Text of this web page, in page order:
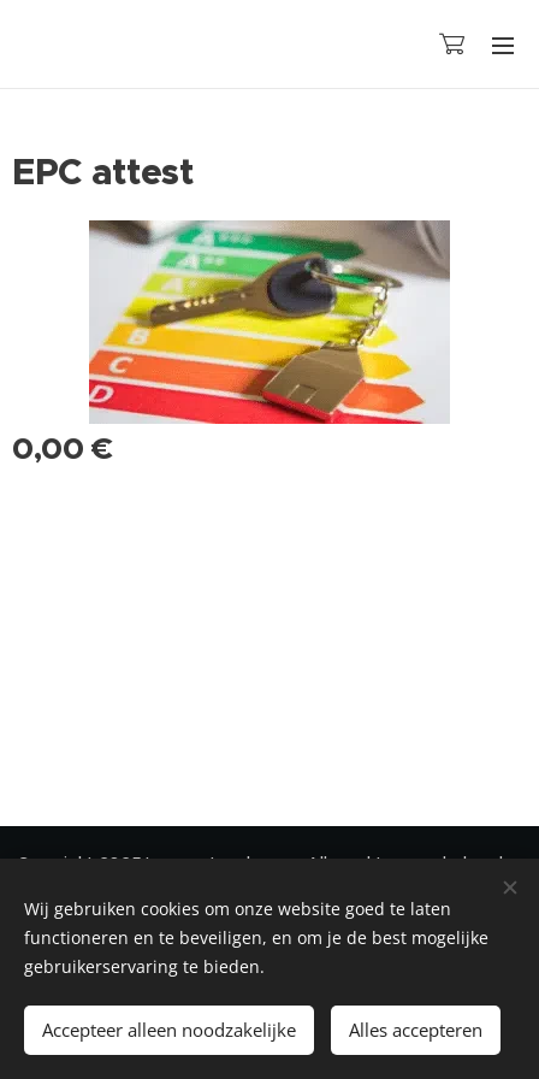
EPC attest
0,00 €
Toevoegen aan de winkelwagen
Copyright 2025 Immonetwerk vzw - Alle rechten voorbehouden
Privacy-Disclaimer-Cookiebeleid Cookies
Wij gebruiken cookies om onze website goed te laten
functioneren en te beveiligen, en om je de best mogelijke
gebruikerservaring te bieden.
Accepteer alleen noodzakelijke Alles accepteren